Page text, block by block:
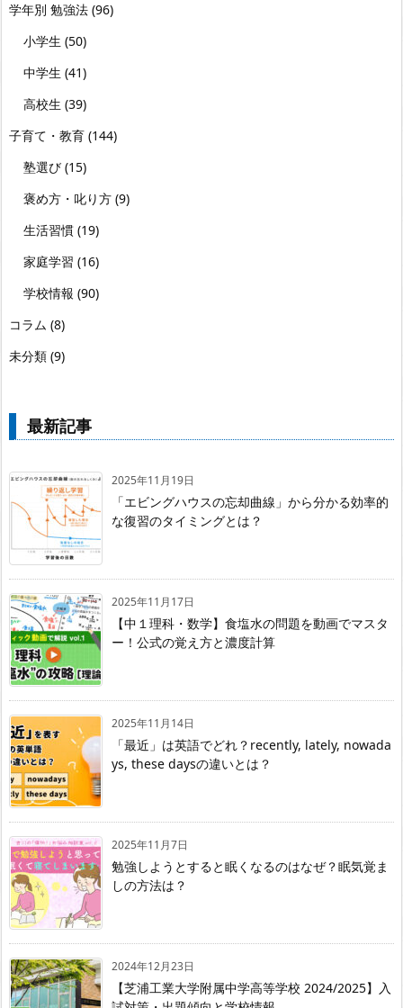
学年別 勉強法 (96)
小学生 (50)
中学生 (41)
高校生 (39)
子育て・教育 (144)
塾選び (15)
褒め方・叱り方 (9)
生活習慣 (19)
家庭学習 (16)
学校情報 (90)
コラム (8)
未分類 (9)
最新記事
2025年11月19日
「エビングハウスの忘却曲線」から分かる効率的
な復習のタイミングとは？
2025年11月17日
【中１理科・数学】食塩水の問題を動画でマスタ
ー！公式の覚え方と濃度計算
2025年11月14日
「最近」は英語でどれ？recently, lately, nowada
ys, these daysの違いとは？
2025年11月7日
勉強しようとすると眠くなるのはなぜ？眠気覚ま
しの方法は？
2024年12月23日
【芝浦工業大学附属中学高等学校 2024/2025】入